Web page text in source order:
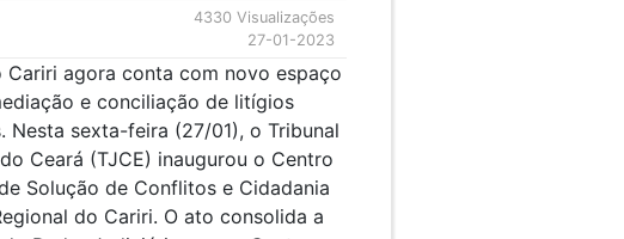
4330 Visualizações
27-01-2023
Cariri agora conta com novo espaço
e conciliação de litígios
Nesta sexta-feira (27/01), o Tribunal
Ceará (TJCE) inaugurou o Centro
Solução de Conflitos e Cidadania
do Cariri. O ato consolida a